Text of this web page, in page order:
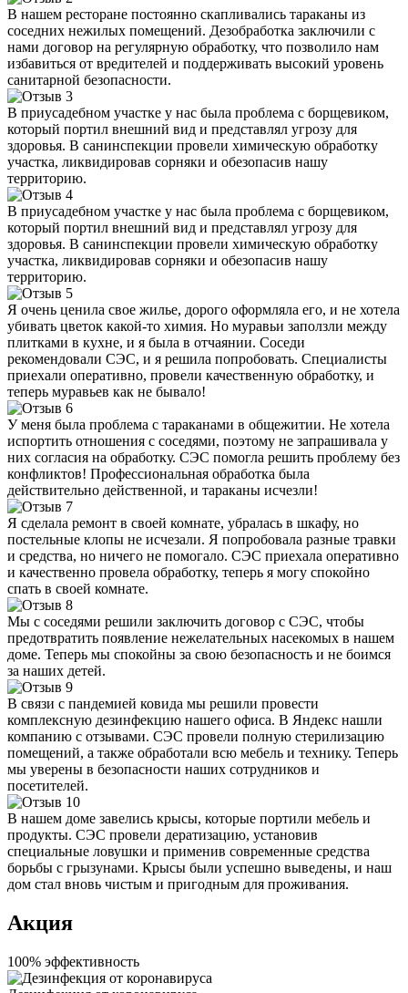
В нашем ресторане постоянно скапливались тараканы из
соседних нежилых помещений. Дезобработка заключили с
нами договор на регулярную обработку, что позволило нам
избавиться от вредителей и поддерживать высокий уровень
санитарной безопасности.
В приусадебном участке у нас была проблема с борщевиком,
который портил внешний вид и представлял угрозу для
здоровья. В санинспекции провели химическую обработку
участка, ликвидировав сорняки и обезопасив нашу
территорию.
В приусадебном участке у нас была проблема с борщевиком,
который портил внешний вид и представлял угрозу для
здоровья. В санинспекции провели химическую обработку
участка, ликвидировав сорняки и обезопасив нашу
территорию.
Я очень ценила свое жилье, дорого оформляла его, и не хотела
убивать цветок какой-то химия. Но муравьи заползли между
плитками в кухне, и я была в отчаянии. Соседи
рекомендовали СЭС, и я решила попробовать. Специалисты
приехали оперативно, провели качественную обработку, и
теперь муравьев как не бывало!
У меня была проблема с тараканами в общежитии. Не хотела
испортить отношения с соседями, поэтому не запрашивала у
них согласия на обработку. СЭС помогла решить проблему без
конфликтов! Профессиональная обработка была
действительно действенной, и тараканы исчезли!
Я сделала ремонт в своей комнате, убралась в шкафу, но
постельные клопы не исчезали. Я попробовала разные травки
и средства, но ничего не помогало. СЭС приехала оперативно
и качественно провела обработку, теперь я могу спокойно
спать в своей комнате.
Мы с соседями решили заключить договор с СЭС, чтобы
предотвратить появление нежелательных насекомых в нашем
доме. Теперь мы спокойны за свою безопасность и не боимся
за наших детей.
В связи с пандемией ковида мы решили провести
комплексную дезинфекцию нашего офиса. В Яндекс нашли
компанию с отзывами. СЭС провели полную стерилизацию
помещений, а также обработали всю мебель и технику. Теперь
мы уверены в безопасности наших сотрудников и
посетителей.
В нашем доме завелись крысы, которые портили мебель и
продукты. СЭС провели дератизацию, установив
специальные ловушки и применив современные средства
борьбы с грызунами. Крысы были успешно выведены, и наш
дом стал вновь чистым и пригодным для проживания.
Акция
100% эффективность